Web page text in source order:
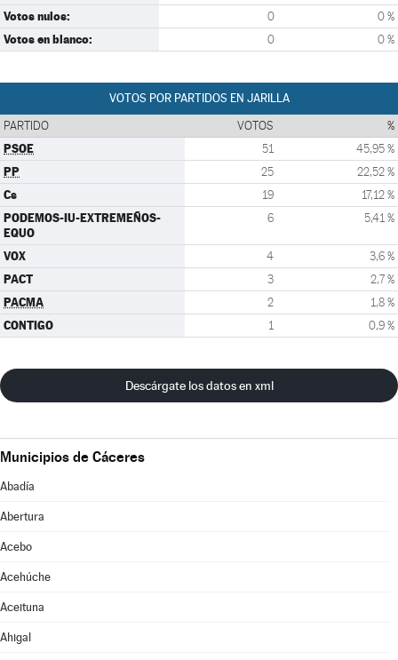
Votos nulos: 0 0 %
Votos en blanco: 0 0 %
VOTOS POR PARTIDOS EN JARILLA
PARTIDO VOTOS %
PSOE 51 45,95 %
PP 25 22,52 %
Cs 19 17,12 %
PODEMOS-IU-EXTREMEÑOS-
EQUO
6 5,41 %
VOX 4 3,6 %
PACT 3 2,7 %
PACMA 2 1,8 %
CONTIGO 1 0,9 %
Descárgate los datos en xml
Municipios de Cáceres
Abadía
Abertura
Acebo
Acehúche
Aceituna
Ahigal